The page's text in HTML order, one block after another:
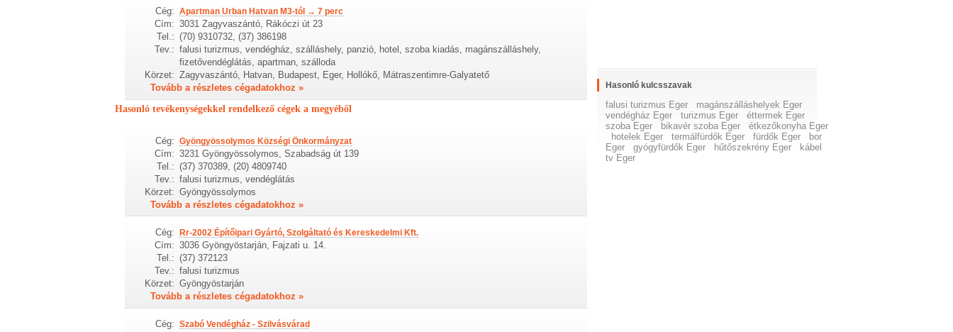
Cég: Apartman Urban Hatvan M3-tól → 7 perc
Cím: 3031 Zagyvaszántó, Rákóczi út 23
Tel.: (70) 9310732, (37) 386198
Tev.: falusi turizmus, vendégház, szálláshely, panzió, hotel, szoba kiadás, magánszálláshely,
fizetővendéglátás, apartman, szálloda
Körzet: Zagyvaszántó, Hatvan, Budapest, Eger, Hollókő, Mátraszentimre-Galyatető
Tovább a részletes cégadatokhoz »
Hasonló tevékenységekkel rendelkező cégek a megyéből
Cég: Gyöngyössolymos Községi Önkormányzat
Cím: 3231 Gyöngyössolymos, Szabadság út 139
Tel.: (37) 370389, (20) 4809740
Tev.: falusi turizmus, vendéglátás
Körzet: Gyöngyössolymos
Tovább a részletes cégadatokhoz »
Cég: Rr-2002 Építőipari Gyártó, Szolgáltató és Kereskedelmi Kft.
Cím: 3036 Gyöngyöstarján, Fajzati u. 14.
Tel.: (37) 372123
Tev.: falusi turizmus
Körzet: Gyöngyöstarján
Tovább a részletes cégadatokhoz »
Cég: Szabó Vendégház - Szilvásvárad
Hasonló kulcsszavak
falusi turizmus Eger
magánszálláshelyek Eger
vendégház Eger
turizmus Eger
éttermek Eger
szoba Eger
bikavér szoba Eger
étkezőkonyha Eger
hotelek Eger
termálfürdők Eger fürdők Eger
bor
Eger
gyógyfürdők Eger hűtőszekrény Eger
kábel
tv Eger